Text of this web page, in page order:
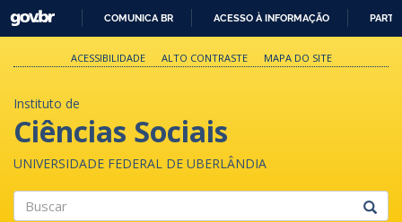
PARA
O
GOVBR
COMUNICA BR ACESSO À INFORMAÇÃO
ACESSIBILIDADE ALTO CONTRASTE MAPA DO SITE
Instituto de
Ciências Sociais
UNIVERSIDADE FEDERAL DE UBERLÂNDIA